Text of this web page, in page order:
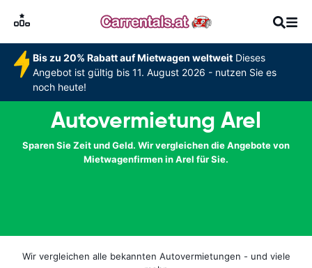
Bis zu 20% Rabatt auf Mietwagen weltweitDieses
Angebot ist gültig bis 11. August 2026 - nutzen Sie es
noch heute!
Autovermietung Arel
Sparen Sie Zeit und Geld. Wir vergleichen die Angebote von
Mietwagenfirmen in Arel für Sie.
Wir vergleichen alle bekannten Autovermietungen - und viele